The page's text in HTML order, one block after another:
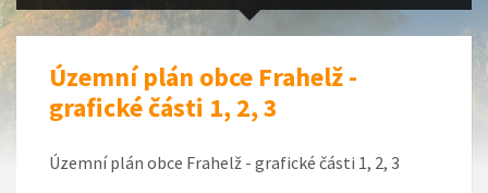
Územní plán obce Frahelž -
grafické části 1, 2, 3
Územní plán obce Frahelž - grafické části 1, 2, 3